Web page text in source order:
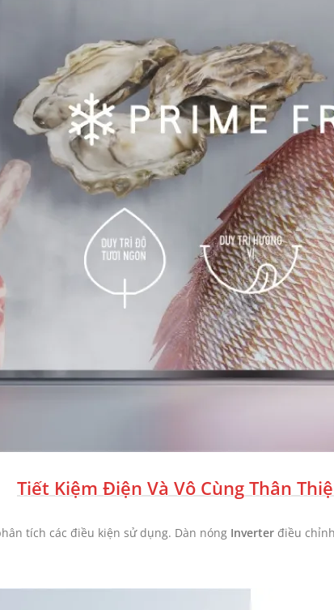
Tiết Kiệm Điện Và Vô Cùng Thân
tích các điều kiện sử dụng. Dàn nóng Inverter điều